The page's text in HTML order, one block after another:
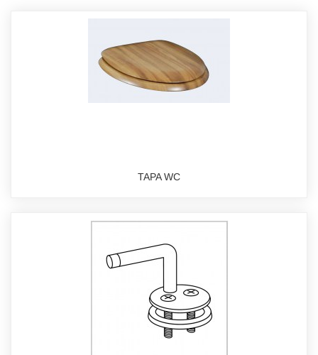
TAPA WC